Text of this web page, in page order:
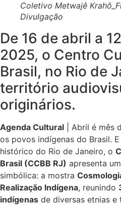
Coletivo Metwajê
Divulgação
De 16 de abril a
2025, o Centro
Brasil, no Rio de
território
originários.
Agenda Cultural | Abril é mês
os povos indígenas do Brasil.
histórico do Rio de Janeiro, o
Brasil (CCBB RJ) apresenta
simbólica: a mostra
Realização Indígena, reunindo
indígenas de diversas etnias e